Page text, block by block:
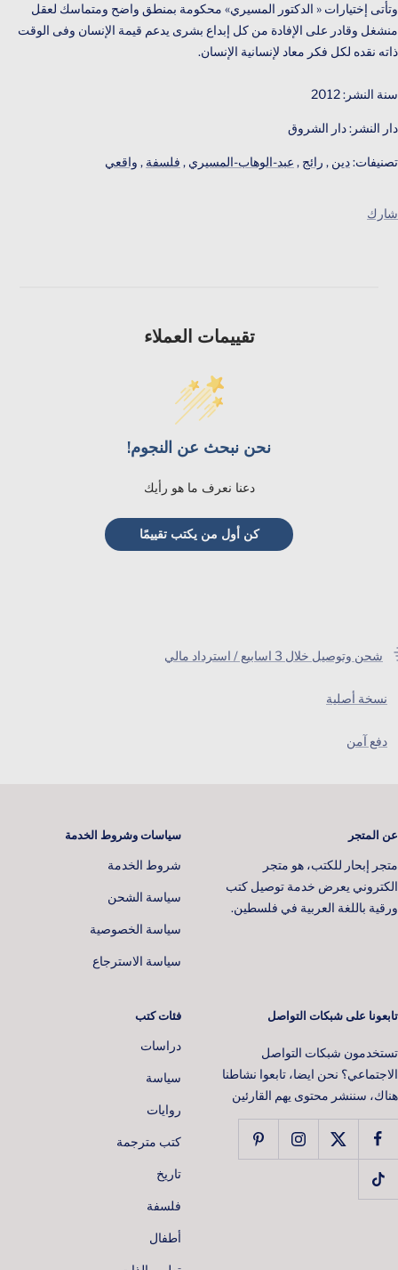
📚 افتح عالمًا من القصص 📖
وتأتى إختيارات « الدكتور المسيري» محكومة بمنطق واضح ومتماسك لعقل
منشغل وقادر على الإفادة من كل إبداع بشرى يدعم قيمة الإنسان وفى الوقت
ذاته نقده لكل فكر معاد لإنسانية الإنسان.
سنة النشر: 2012
دار النشر: دار الشروق
تصنيفات:دين , رائج , عبد-الوهاب-المسيري , فلسفة , واقعي
شارك
تقييمات العملاء
نحن نبحث عن النجوم!
دعنا نعرف ما هو رأيك
كن أول من يكتب تقييمًا
شحن وتوصيل خلال 3 اسابيع / استرداد مالي
نسخة أصلية
دفع آمن
عن المتجر
متجر إبحار للكتب، هو متجر
الكتروني يعرض خدمة توصيل كتب
ورقية باللغة العربية في فلسطين.
سياسات وشروط الخدمة
شروط الخدمة
سياسة الشحن
سياسة الخصوصية
سياسة الاسترجاع
تابعونا على شبكات التواصل
تستخدمون شبكات التواصل
الاجتماعي؟ نحن ايضا، تابعوا نشاطنا
هناك، سننشر محتوى يهم القارئين
فئات كتب
دراسات
سياسة
روايات
كتب مترجمة
تاريخ
فلسفة
أطفال